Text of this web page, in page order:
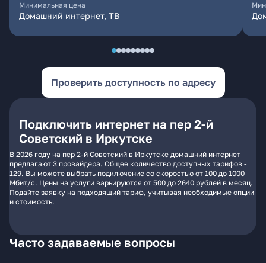
Минимальная цена
Домашний интернет, ТВ
Проверить доступность по адресу
Подключить интернет на пер 2-й
Советский в Иркутске
В 2026 году на пер 2-й Советский в Иркутске домашний интернет
предлагают 3 провайдера. Общее количество доступных тарифов -
129. Вы можете выбрать подключение со скоростью от 100 до 1000
Мбит/с. Цены на услуги варьируются от 500 до 2640 рублей в месяц.
Подайте заявку на подходящий тариф, учитывая необходимые опции
и стоимость.
Часто задаваемые вопросы